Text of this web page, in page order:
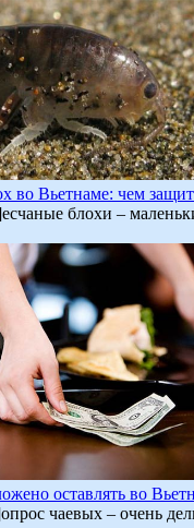
во Вьетнаме: чем
блохи –
оставлять во
чаевых – очень